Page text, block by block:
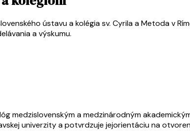
ústavu a kolégia sv. Cyrila a Metoda v
a výskumu.
medzislovenským a medzinárodným
univerzity a potvrdzuje jejorientáciu na